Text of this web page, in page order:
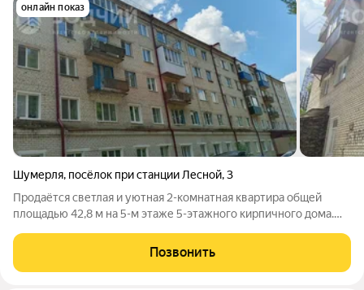
онлайн показ
Шумерля, посёлок при станции Лесной,3
Продаётся светлая и уютная 2-комнатная квартира общей
площадью 42,8 м на 5-м этаже 5-этажного кирпичного дома.
тишина: Расположение в одном из самых чистых и зелёных
районов города. Здесь вы
Позвонить